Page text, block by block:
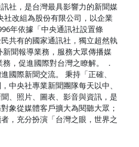
社，是台灣最具影響力的新聞媒
社改組為股份有限公司，以企業
年依據「中央通訊社設置條
共有的國家通訊社，獨立超然執
聞報導業務，服務大眾傳播媒
，促進國際對台灣之瞭解。 ．
國際新聞交流。 秉持「正確、
中央社專業新聞團隊每天以中、
、照片、圖表、影音與資訊，是
象從媒體客戶擴大為閱聽大眾；
，充分扮演「台灣之眼，世界之